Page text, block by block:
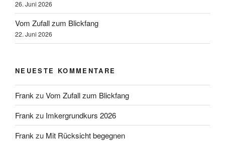
26. Juni 2026
Vom Zufall zum Blickfang
22. Juni 2026
NEUESTE KOMMENTARE
Frank zuVom Zufall zum Blickfang
Frank zu Imkergrundkurs 2026
Frank zu Mit Rücksicht begegnen